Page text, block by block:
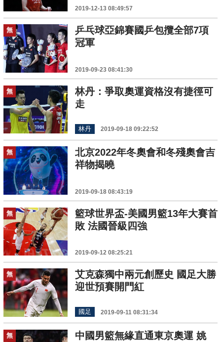
2019-12-13 08:49:57
無
乒乓球亞錦賽國乒包攬全部7項
冠軍
2019-09-23 08:41:30
無
林丹：爭取奧運資格沒有捷徑可
走
林丹 2019-09-18 09:22:52
無
北京2022年冬奧會和冬殘奧會吉
祥物揭曉
2019-09-18 08:43:19
無
籃球世界盃-美國男籃13年大賽首
敗 法國晉級四強
2019-09-12 08:25:21
無
艾克森獨中兩元創歷史 國足大勝
迎世預賽開門紅
國足 2019-09-11 08:31:34
無
中國男籃無緣直通東京奧運 姚